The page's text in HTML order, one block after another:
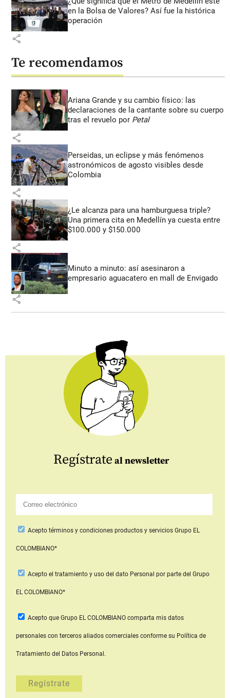
en la Bolsa de Valores? Así fue la histórica
operación
share
Te recomendamos
Ariana Grande y su cambio físico: las
declaraciones de la cantante sobre su cuerpo
tras el revuelo por Petal
share
Perseidas, un eclipse y más fenómenos
astronómicos de agosto visibles desde
Colombia
share
¿Le alcanza para una hamburguesa triple?
Una primera cita en Medellín ya cuesta entre
$100.000 y $150.000
share
Minuto a minuto: así asesinaron a
empresario aguacatero en mall de Envigado
share
Regístrate al newsletter
Aceptotérminos y condiciones productos y serviciosGrupo EL
COLOMBIANO*
Acepto el tratamiento y uso del dato Personal por parte del Grupo
EL COLOMBIANO*
Acepto que Grupo EL COLOMBIANOcomparta mis datos
personales con terceros aliados comerciales conforme su Política de
Tratamiento del Datos Personal.